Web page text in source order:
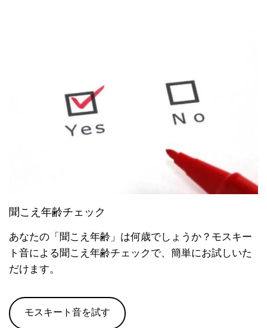
聞こえ年齢チェック
あなたの「聞こえ年齢」は何歳でしょうか？モスキー
ト音による聞こえ年齢チェックで、簡単にお試しいた
だけます。
モスキート音を試す